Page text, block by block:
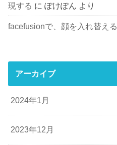
現する にぽけぽん より
facefusionで、顔を入れ替える
アーカイブ
2024年1月
2023年12月